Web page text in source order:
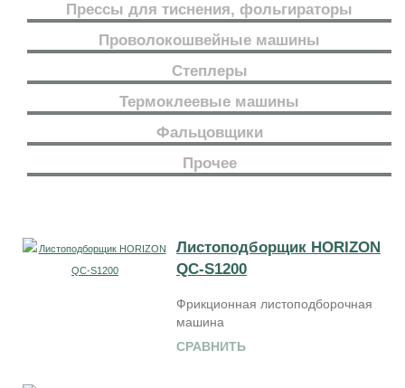
Прессы для тиснения, фольгираторы
Проволокошвейные машины
Степлеры
Термоклеевые машины
Фальцовщики
Прочее
Листоподборщик HORIZON
QC-S1200
Фрикционная листоподборочная
машина
СРАВНИТЬ